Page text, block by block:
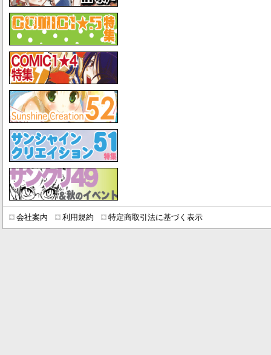
会社案内 利用規約 特定商取引法に基づく表示